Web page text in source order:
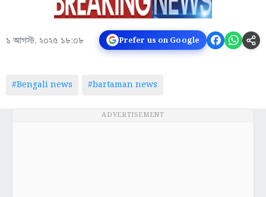
১ আগস্ট, ২০২৫ ১৮:০৮ Prefer us on Google
#Bengali news #bartaman news
ADVERTISEMENT